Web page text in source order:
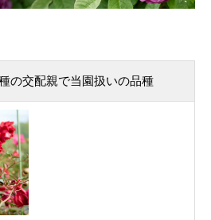
の交配親で当園扱いの品種